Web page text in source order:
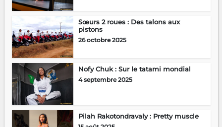
Sœurs 2 roues : Des talons aux
pistons
26 octobre 2025
Nofy Chuk : Sur le tatami mondial
4 septembre 2025
Pilah Rakotondravaly : Pretty muscle